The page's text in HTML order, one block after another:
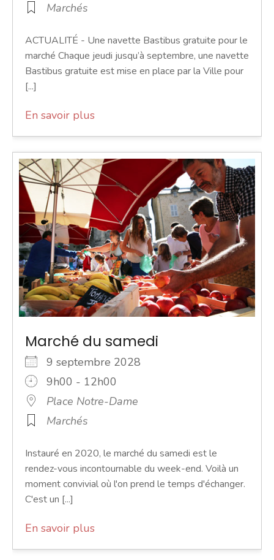
Marchés
ACTUALITÉ - Une navette Bastibus gratuite pour le
marché Chaque jeudi jusqu’à septembre, une navette
Bastibus gratuite est mise en place par la Ville pour
[...]
En savoir plus
Marché du samedi
9 septembre 2028
9h00 - 12h00
Place Notre-Dame
Marchés
Instauré en 2020, le marché du samedi est le
rendez-vous incontournable du week-end. Voilà un
moment convivial où l'on prend le temps d'échanger.
C'est un [...]
En savoir plus